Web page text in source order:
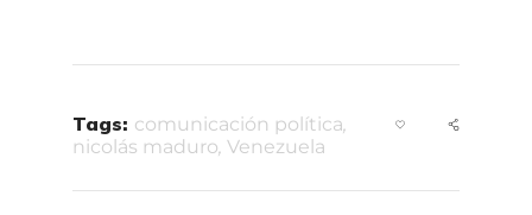
Tags: comunicación política,
nicolás maduro,Venezuela